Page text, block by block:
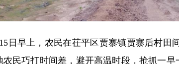
早上，农民在茌平区贾寨镇贾寨后村田
农民巧打时间差，避开高温时段，抢抓一